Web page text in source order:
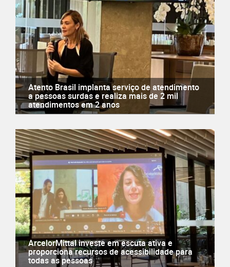
Atento Brasil implanta serviço de atendimento
a pessoas surdas e realiza mais de 2 mil
atendimentos em 2 anos
ArcelorMittal investe em escuta ativa e
proporciona recursos de acessibilidade para
todas as pessoas